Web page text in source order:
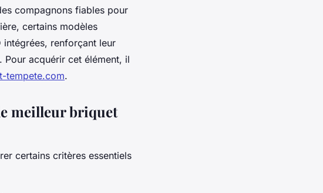
compagnons fiables pour
certains modèles
intégrées, renforçant leur
acquérir cet élément, il
tempete.com.
meilleur briquet
certains critères essentiels